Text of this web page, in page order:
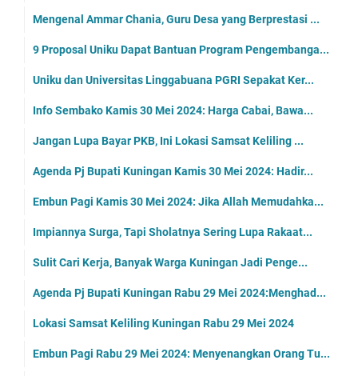
Mengenal Ammar Chania, Guru Desa yang Berprestasi ...
9 Proposal Uniku Dapat Bantuan Program Pengembanga...
Uniku dan Universitas Linggabuana PGRI Sepakat Ker...
Info Sembako Kamis 30 Mei 2024: Harga Cabai, Bawa...
Jangan Lupa Bayar PKB, Ini Lokasi Samsat Keliling ...
Agenda Pj Bupati Kuningan Kamis 30 Mei 2024: Hadir...
Embun Pagi Kamis 30 Mei 2024: Jika Allah Memudahka...
Impiannya Surga, Tapi Sholatnya Sering Lupa Rakaat...
Sulit Cari Kerja, Banyak Warga Kuningan Jadi Penge...
Agenda Pj Bupati Kuningan Rabu 29 Mei 2024:Menghad...
Lokasi Samsat Keliling Kuningan Rabu 29 Mei 2024
Embun Pagi Rabu 29 Mei 2024: Menyenangkan Orang Tu...